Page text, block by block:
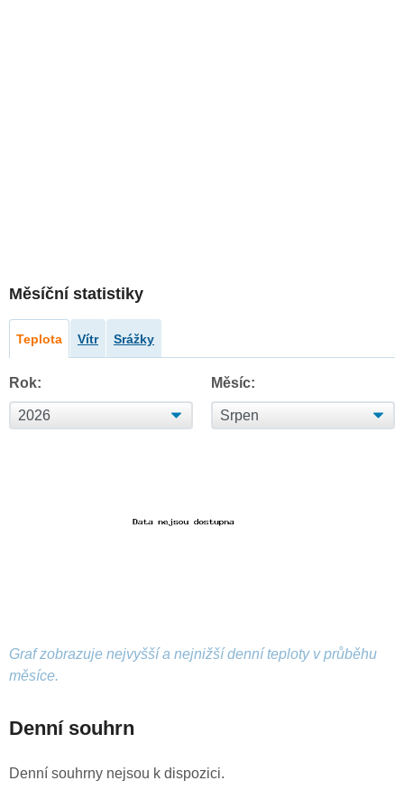
Měsíční statistiky
Teplota Vítr Srážky
Rok: Měsíc:
Graf zobrazuje nejvyšší a nejnižší denní teploty v průběhu
měsíce.
Denní souhrn
Denní souhrny nejsou k dispozici.